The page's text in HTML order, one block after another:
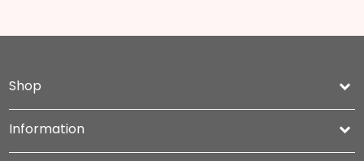
Shop keyboard_arrow_down
Information 